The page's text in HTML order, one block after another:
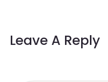
Leave A Reply